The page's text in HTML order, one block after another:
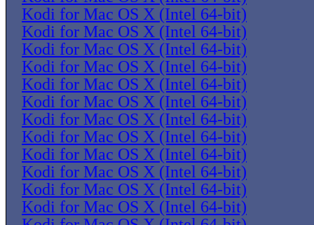
Kodi for Mac OS X (Intel 64-bit)
Kodi for Mac OS X (Intel 64-bit)
Kodi for Mac OS X (Intel 64-bit)
Kodi for Mac OS X (Intel 64-bit)
Kodi for Mac OS X (Intel 64-bit)
Kodi for Mac OS X (Intel 64-bit)
Kodi for Mac OS X (Intel 64-bit)
Kodi for Mac OS X (Intel 64-bit)
Kodi for Mac OS X (Intel 64-bit)
Kodi for Mac OS X (Intel 64-bit)
Kodi for Mac OS X (Intel 64-bit)
Kodi for Mac OS X (Intel 64-bit)